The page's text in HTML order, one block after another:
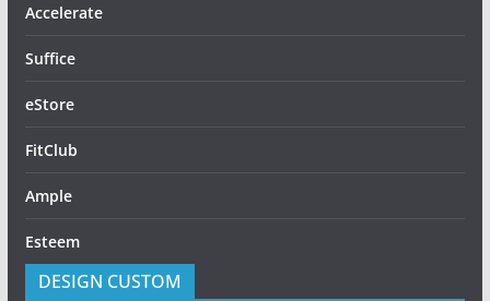
Accelerate
Suffice
eStore
FitClub
Ample
Esteem
DESIGN CUSTOM